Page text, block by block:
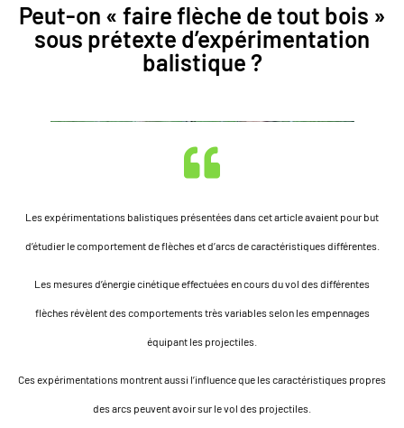
Peut-on « faire flèche de tout bois »
sous prétexte d’expérimentation
balistique ?
Les expérimentations balistiques présentées dans cet article avaient pour but
d’étudier le comportement de flèches et d’arcs de caractéristiques différentes.
Les mesures d’énergie cinétique effectuées en cours du vol des différentes
flèches révèlent des comportements très variables selon les empennages
équipant les projectiles.
Ces expérimentations montrent aussi l’influence que les caractéristiques propres
des arcs peuvent avoir sur le vol des projectiles.